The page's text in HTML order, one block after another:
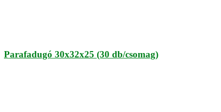
Parafadugó 30x32x25 (30 db/csomag)